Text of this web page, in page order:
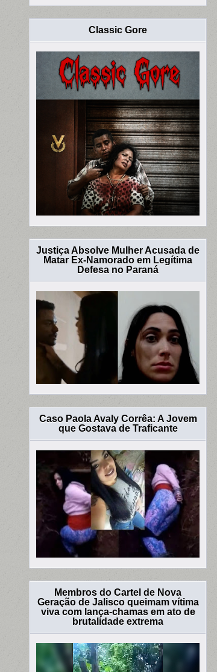
Classic Gore
Justiça Absolve Mulher Acusada de
Matar Ex-Namorado em Legítima
Defesa no Paraná
Caso Paola Avaly Corrêa: A Jovem
que Gostava de Traficante
Membros do Cartel de Nova
Geração de Jalisco queimam vítima
viva com lança-chamas em ato de
brutalidade extrema